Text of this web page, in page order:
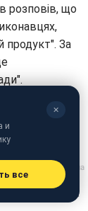
розповів, що
продукт". За
✕
и
все